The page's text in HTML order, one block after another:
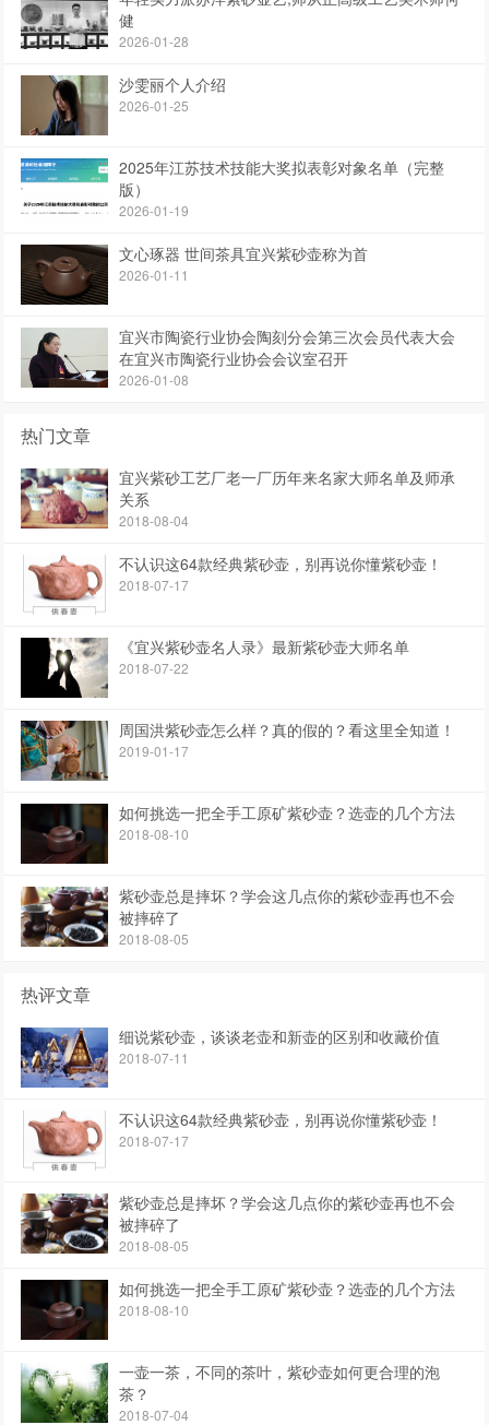
健
2026-01-28
沙雯丽个人介绍
2026-01-25
2025年江苏技术技能大奖拟表彰对象名单（完整
版）
2026-01-19
文心琢器 世间茶具宜兴紫砂壶称为首
2026-01-11
宜兴市陶瓷行业协会陶刻分会第三次会员代表大会
在宜兴市陶瓷行业协会会议室召开
2026-01-08
热门文章
宜兴紫砂工艺厂老一厂历年来名家大师名单及师承
关系
2018-08-04
不认识这64款经典紫砂壶，别再说你懂紫砂壶！
2018-07-17
《宜兴紫砂壶名人录》最新紫砂壶大师名单
2018-07-22
周国洪紫砂壶怎么样？真的假的？看这里全知道！
2019-01-17
如何挑选一把全手工原矿紫砂壶？选壶的几个方法
2018-08-10
紫砂壶总是摔坏？学会这几点你的紫砂壶再也不会
被摔碎了
2018-08-05
热评文章
细说紫砂壶，谈谈老壶和新壶的区别和收藏价值
2018-07-11
不认识这64款经典紫砂壶，别再说你懂紫砂壶！
2018-07-17
紫砂壶总是摔坏？学会这几点你的紫砂壶再也不会
被摔碎了
2018-08-05
如何挑选一把全手工原矿紫砂壶？选壶的几个方法
2018-08-10
一壶一茶，不同的茶叶，紫砂壶如何更合理的泡
茶？
2018-07-04